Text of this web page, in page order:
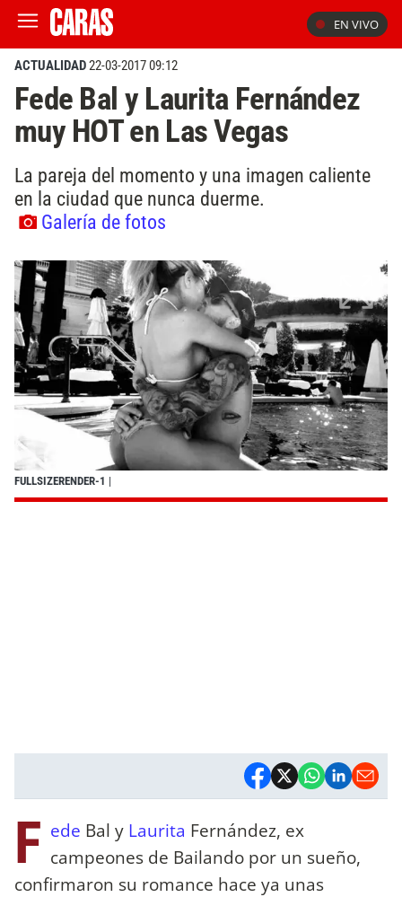
EN VIVO
ACTUALIDAD22-03-2017 09:12
Fede Bal y Laurita Fernández
muy HOT en Las Vegas
La pareja del momento y una imagen caliente
en la ciudad que nunca duerme.
Galería de fotos
FULLSIZERENDER-1 |
F ede Bal y Laurita Fernández, ex
campeones de Bailando por un sueño,
confirmaron su romance hace ya unas